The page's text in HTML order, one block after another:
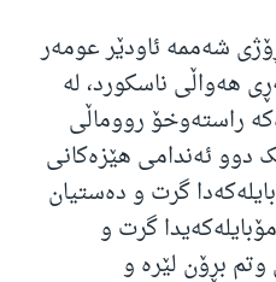
شه‌ممه‌ ئاودێر عومەر
هه‌واڵی ناسکورد، له‌
راستەوخۆ رووماڵی
دوو ئه‌ندامی هێزه‌کانی
گرت و ده‌ستیان
گرت و
بڕۆن لێرە و